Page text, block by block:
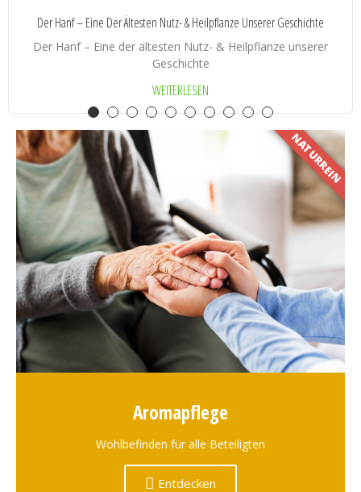
Der Hanf – Eine Der Ältesten Nutz- & Heilpflanze Unserer Geschichte
Der Hanf – Eine der ältesten Nutz- & Heilpflanze unserer
Geschichte
WEITERLESEN
Aromapflege
Wohlbefinden für alle Beteiligten
Entdecken
NATURREIN